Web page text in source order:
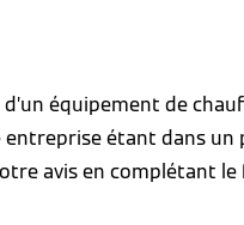
d’un équipement de
étant dans un
avis en complétant